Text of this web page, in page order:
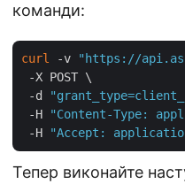
команди:
curl -v "https://
-X POST \
-d
-H
"Content-Type:
-H
"Accept:
Тепер виконайте